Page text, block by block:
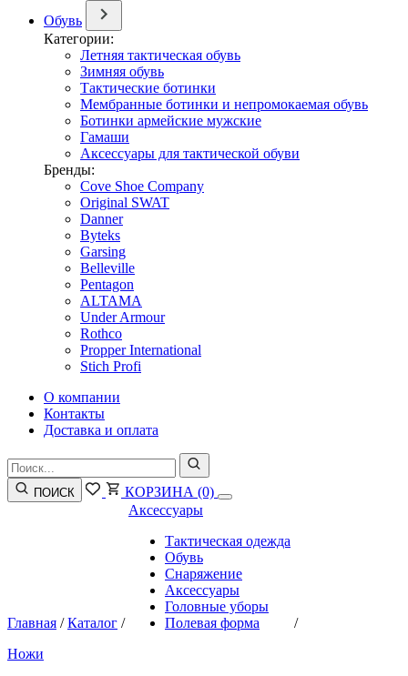
Обувь
Категории:
Летняя тактическая обувь
Зимняя обувь
Тактические ботинки
Мембранные ботинки и непромокаемая обувь
Ботинки армейские мужские
Гамаши
Аксессуары для тактической обуви
Бренды:
Cove Shoe Company
Original SWAT
Danner
Byteks
Garsing
Belleville
Pentagon
ALTAMA
Under Armour
Rothco
Propper International
Stich Profi
О компании
Контакты
Доставка и оплата
ПОИСК КОРЗИНА (0)
Главная /Каталог /
Аксессуары
Тактическая одежда
Обувь
Снаряжение
Аксессуары
Головные уборы
Полевая форма
/
Ножи